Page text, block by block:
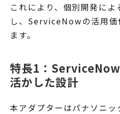
これにより、個別開発に
し、ServiceNowの活用価
ます。
特長1：
活かした設計
本アダプターはパナソニッ